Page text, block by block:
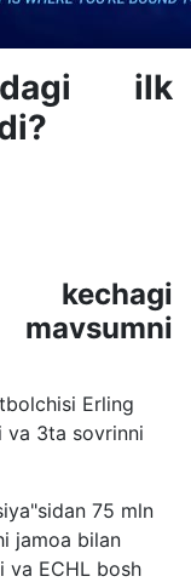
ilk
kechagi
Erling
va 3ta sovrinni
75 mln
jamoa bilan
va ECHL bosh